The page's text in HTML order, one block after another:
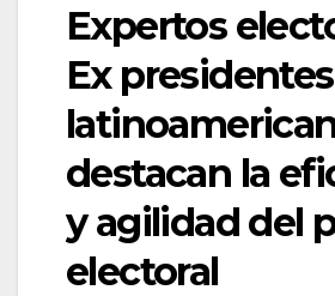
Expertos
Ex presidentes
destacan la
y agilidad del
electoral